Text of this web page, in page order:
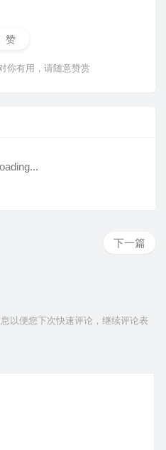
赞
你有用，请随意赞赏
下一篇
以便您下次快速评论，继续评论表